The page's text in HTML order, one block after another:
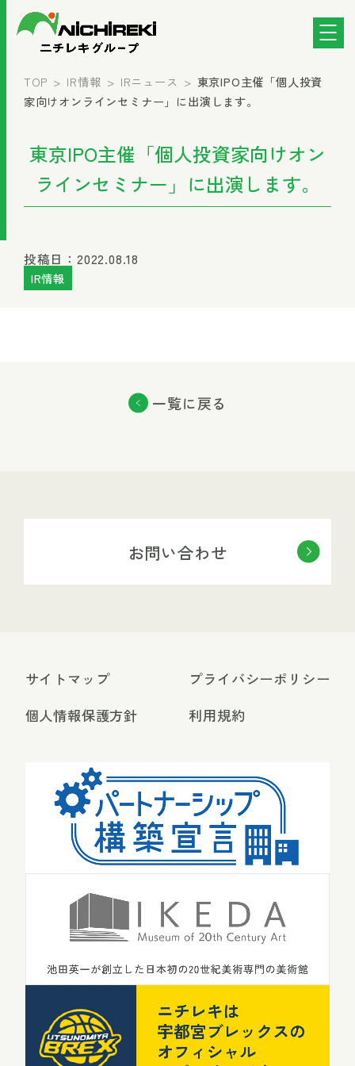
TOP IR情報 IRニュース
東京IPO主催「個人投資
家向けオンラインセミナー」に出演します。
東京IPO主催「個人投資家向けオン
ラインセミナー」に出演します。
投稿日：2022.08.18
IR情報
一覧に戻る
お問い合わせ
サイトマップ
個人情報保護方針
プライバシーポリシー
利用規約